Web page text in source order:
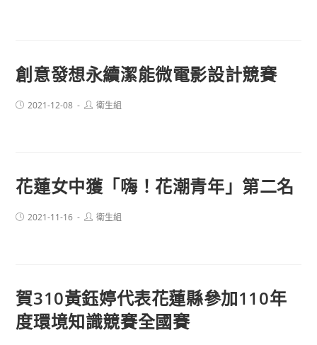
創意發想永續潔能微電影設計競賽
Post2021-12-08
Post衛生組
花蓮女中獲「嗨！花潮青年」第二名
Post2021-11-16
Post衛生組
賀310黃鈺婷代表花蓮縣參加110年
度環境知識競賽全國賽